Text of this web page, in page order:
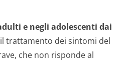
e negli adolescenti dai
trattamento dei sintomi del
che non risponde al